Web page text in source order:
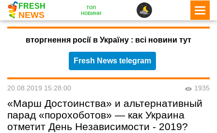
FRESH
NEWS
топ
новини
вторгнення росії в Україну : всі новини тут
Fresh News telegram
20.08.2019 15:28:00 1935
«Марш Достоинства» и альтернативный
парад «порохоботов» — как Украина
отметит День Независимости - 2019?